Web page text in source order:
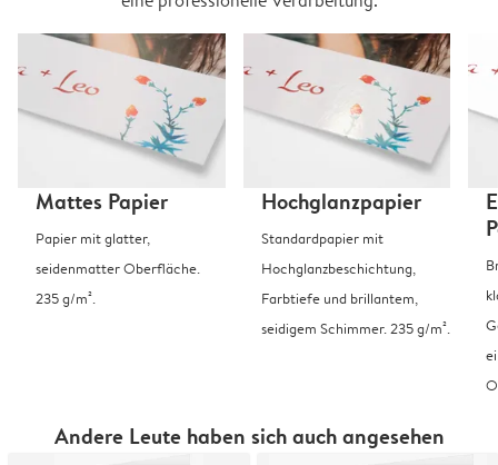
Mattes Papier
Papier mit glatter,
seidenmatter Oberfläche.
235 g/m².
Hochglanzpapier
Standardpapier mit
Hochglanzbeschichtung,
Farbtiefe und brillantem,
seidigem Schimmer. 235 g/m².
Andere Leute haben sich auch angesehen